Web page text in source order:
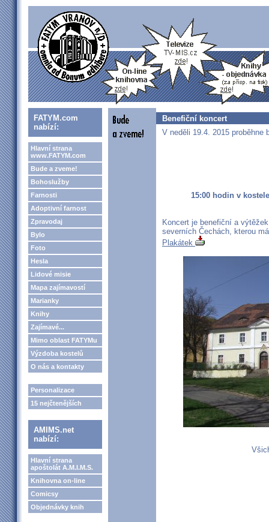
FATYM.com
nabízí:
Hlavní strana
www.FATYM.com
Bude a zveme!
Bohoslužby
Farnosti
Adoptivní farnost
Zpravodaj
Bylo
Foto
Hesla
Lidové misie
Mapa zajímavostí
Marianky
Knihy
Zajímavé...
Mimo oblast FATYMu
Výzdoba kostelů
O nás a kontakty
Personalizace
15 nejčtenějších
AMIMS.net
nabízí:
Hlavní strana
apoštolát A.M.I.M.S.
Knihovna on-line
Comicsy
Objednávky knih
Benefiční koncert
V neděli 19.4. 2015 proběhne
15:00 hodin v
Koncert je benefiční a
severních Čechách, kterou
Plakátek